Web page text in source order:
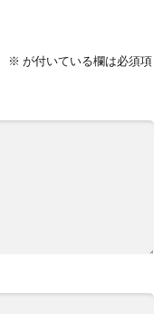
※ が付いている欄は必須項